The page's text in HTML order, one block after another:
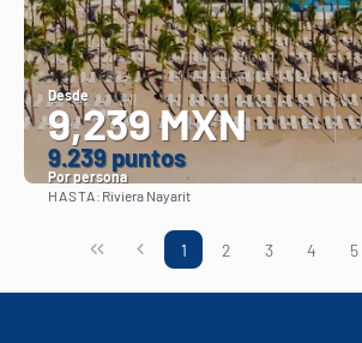
Desde
9,239 MXN
9.239 puntos
Por persona
HASTA: Riviera Nayarit
1 2 3 4 5